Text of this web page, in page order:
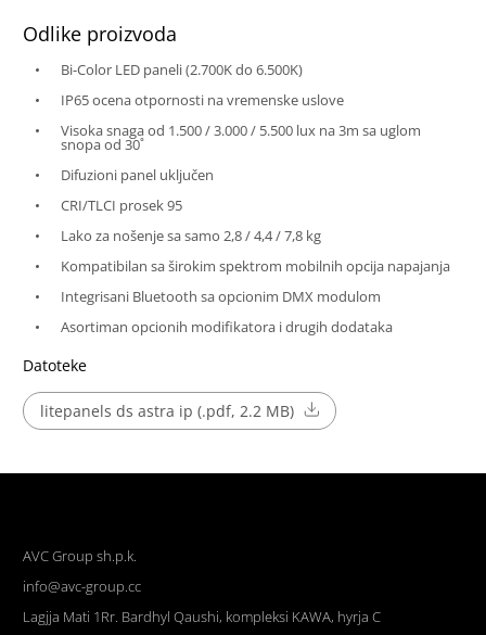
Odlike proizvoda
Bi-Color LED paneli (2.700K do 6.500K)
IP65 ocena otpornosti na vremenske uslove
Visoka snaga od 1.500 / 3.000 / 5.500 lux na 3m sa uglom
snopa od 30˚
Difuzioni panel uključen
CRI/TLCI prosek 95
Lako za nošenje sa samo 2,8 / 4,4 / 7,8 kg
Kompatibilan sa širokim spektrom mobilnih opcija napajanja
Integrisani Bluetooth sa opcionim DMX modulom
Asortiman opcionih modifikatora i drugih dodataka
Datoteke
litepanels ds astra ip (.pdf, 2.2 MB)
AVC Group sh.p.k.
info@avc-group.cc
Lagjja Mati 1Rr. Bardhyl Qaushi, kompleksi KAWA, hyrja C